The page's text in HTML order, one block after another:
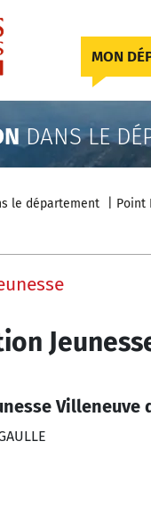
MON
DANS LE
le département
Point
Villeneuve